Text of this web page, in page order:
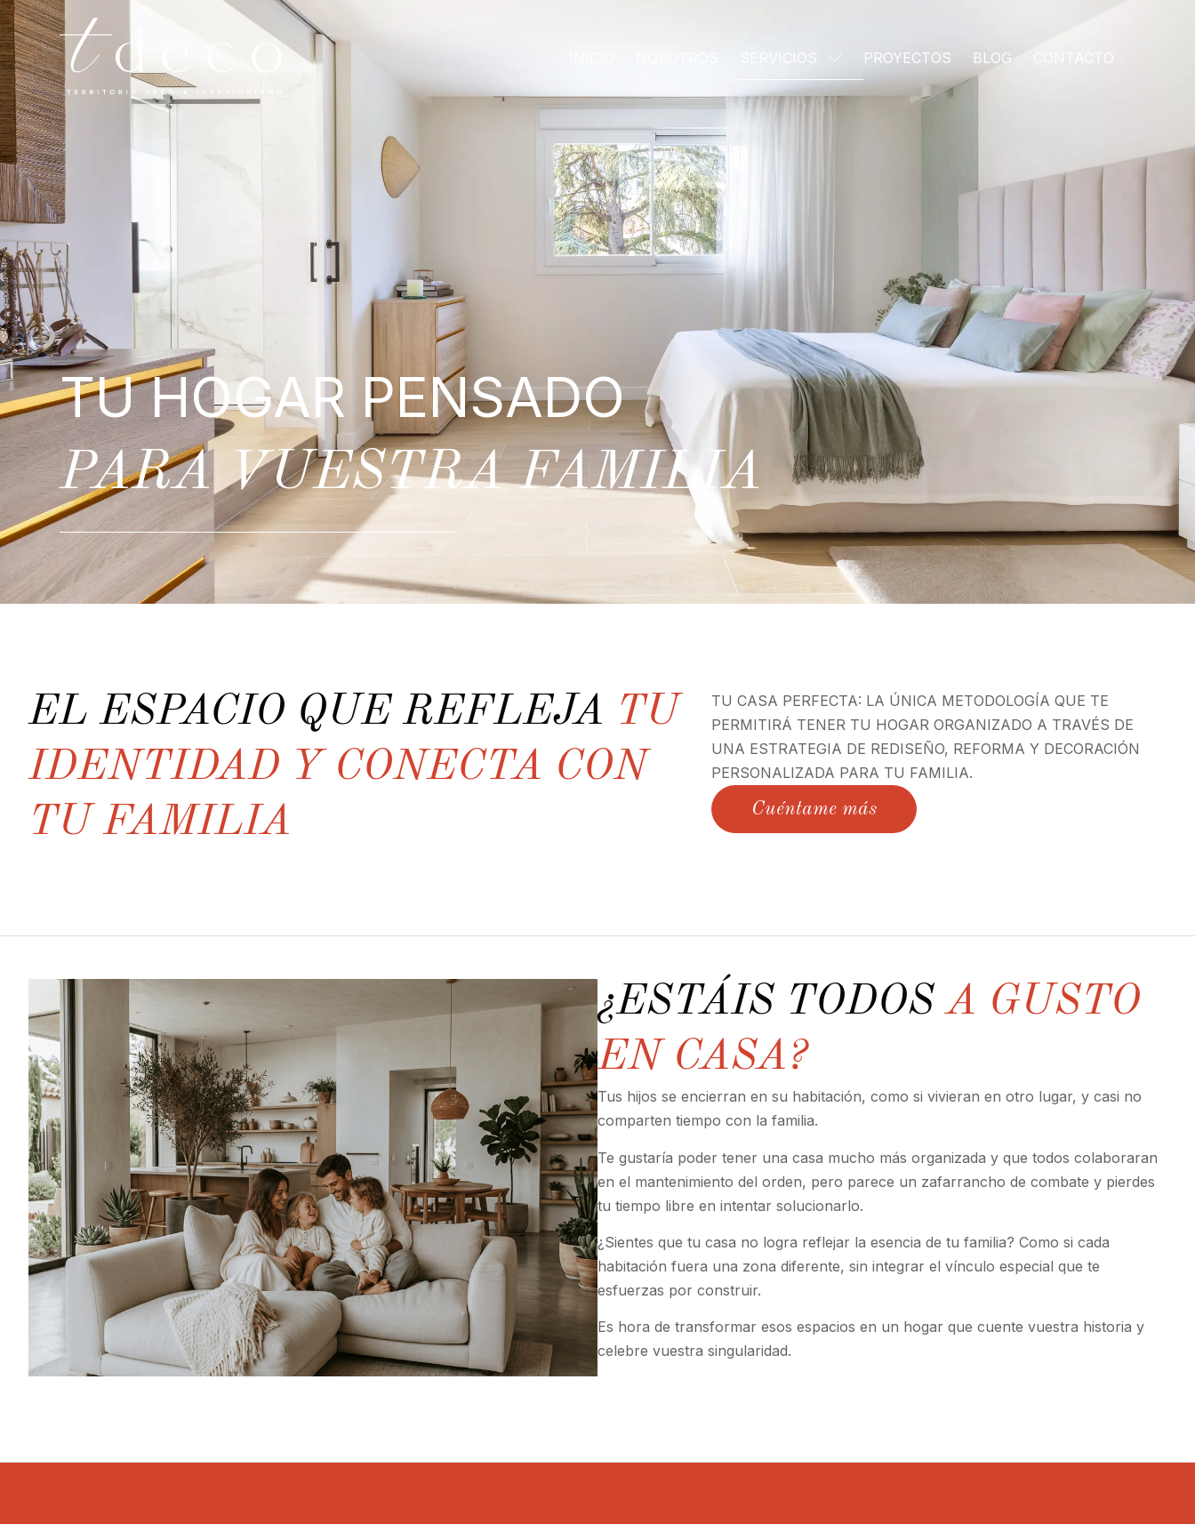
SERVICIOS PROYECTOS BLOG CONTACTO
TU HOGAR PENSADO
PARA VUESTRA FAMILIA
EL ESPACIO QUE REFLEJA TU
IDENTIDAD Y CONECTA CON
TU FAMILIA
TU CASA PERFECTA: LA ÚNICA METODOLOGÍA QUE TE
PERMITIRÁ TENER TU HOGAR ORGANIZADO A TRAVÉS DE
UNA ESTRATEGIA DE REDISEÑO, REFORMA Y DECORACIÓN
PERSONALIZADA PARA TU FAMILIA.
Cuéntame más
¿ESTÁIS TODOSA GUSTO
EN CASA?
Tus hijos se encierran en su habitación, como si vivieran en otro lugar, y casi no
comparten tiempo con la familia.
Te gustaría poder tener una casa mucho más organizada y que todos colaboraran
en el mantenimiento del orden, pero parece un zafarrancho de combate y pierdes
tu tiempo libre en intentar solucionarlo.
¿Sientes que tu casa no logra reflejar la esencia de tu familia? Como si cada
habitación fuera una zona diferente, sin integrar el vínculo especial que te
esfuerzas por construir.
Es hora de transformar esos espacios en un hogar que cuente vuestra historia y
celebre vuestra singularidad.